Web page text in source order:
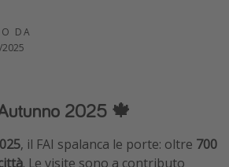
DA
2025 🍁
, il FAI spalanca le porte: oltre 700
. Le visite sono a contributo